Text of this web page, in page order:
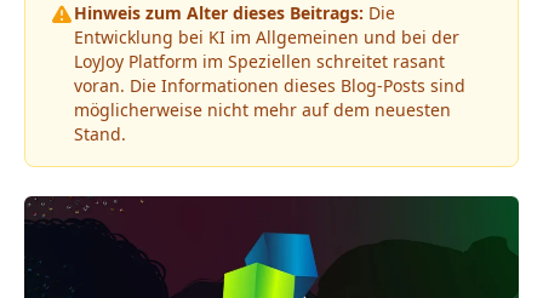
Hinweis zum Alter dieses Beitrags: Die
Entwicklung bei KI im Allgemeinen und bei der
LoyJoy Platform im Speziellen schreitet rasant
voran. Die Informationen dieses Blog-Posts sind
möglicherweise nicht mehr auf dem neuesten
Stand.